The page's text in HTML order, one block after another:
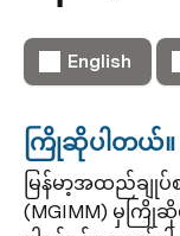
English
ကြိုဆိုပါတယ်။
မြန်မာ့အထည်ချု
(MGIMM) မှကြို